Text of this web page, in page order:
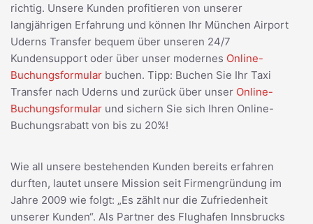
richtig. Unsere Kunden profitieren von unserer
langjährigen Erfahrung und können Ihr München Airport
Uderns Transfer bequem über unseren 24/7
Kundensupport oder über unser modernes Online-
Buchungsformular buchen. Tipp: Buchen Sie Ihr Taxi
Transfer nach Uderns und zurück über unser Online-
Buchungsformular und sichern Sie sich Ihren Online-
Buchungsrabatt von bis zu 20%!
Wie all unsere bestehenden Kunden bereits erfahren
durften, lautet unsere Mission seit Firmengründung im
Jahre 2009 wie folgt: „Es zählt nur die Zufriedenheit
unserer Kunden“. Als Partner des Flughafen Innsbrucks